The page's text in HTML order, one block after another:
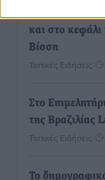
και στο κεφάλι
Βίσση
Τοπικές Ειδήσεις
Στο
της Βραζιλίας
Τοπικές Ειδήσεις
To